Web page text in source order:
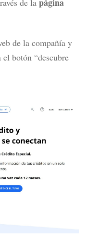
de la
de la compañía y
botón “descubre